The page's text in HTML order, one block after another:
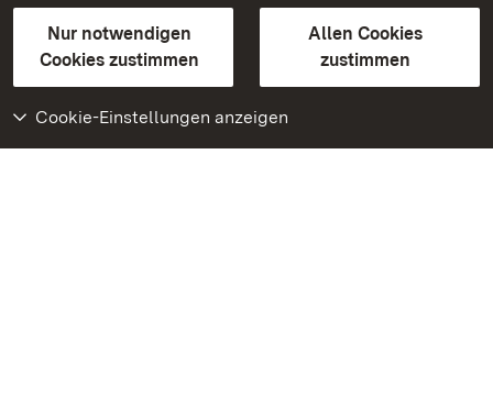
Nur notwendigen
Cookies zustimmen
Allen Cookies
zustimmen
Cookie-Einstellungen anzeigen
GebärdenspracheLeichte Sprache
Erklärung zur Barrierefreiheit
BITV-konform (geprüfte Seiten)
Weiteres